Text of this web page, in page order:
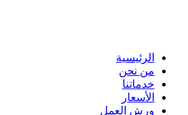
الرئيسية
من نحن
خدماتنا
الأسعار
ورش العمل